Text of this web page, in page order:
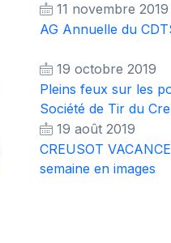
11 novembre 2019
AG Annuelle du
19 octobre 2019
Pleins feux sur les
Société de Tir du
19 août 2019
CREUSOT
semaine en images